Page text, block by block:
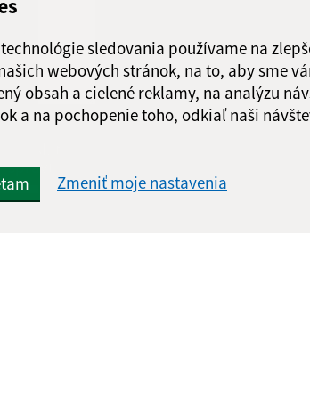
sledovania používame na
webových stránok, na to, aby sme
obsah a cielené reklamy, na analýzu
a na pochopenie toho, odkiaľ naši
Zmeniť moje nastavenia
správu
Obedňajšia
*stránkové hodiny
sekretariát a